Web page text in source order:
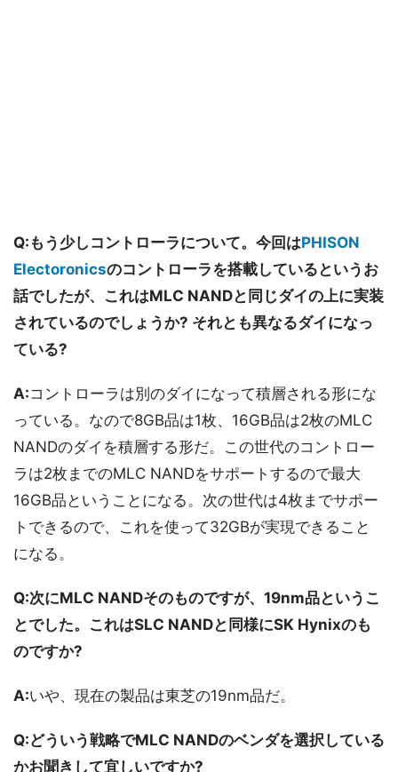
Q:もう少しコントローラについて。今回はPHISON
Electoronicsのコントローラを搭載しているというお
話でしたが、これはMLC NANDと同じダイの上に実装
されているのでしょうか? それとも異なるダイになっ
ている?
A:コントローラは別のダイになって積層される形にな
っている。なので8GB品は1枚、16GB品は2枚のMLC
NANDのダイを積層する形だ。この世代のコントロー
ラは2枚までのMLC NANDをサポートするので最大
16GB品ということになる。次の世代は4枚までサポー
トできるので、これを使って32GBが実現できること
になる。
Q:次にMLC NANDそのものですが、19nm品というこ
とでした。これはSLC NANDと同様にSK Hynixのも
のですか?
A:いや、現在の製品は東芝の19nm品だ。
Q:どういう戦略でMLC NANDのベンダを選択している
かお聞きして宜しいですか?